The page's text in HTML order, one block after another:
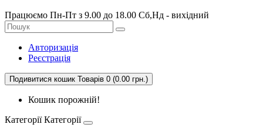
Працюємо Пн-Пт з 9.00 до 18.00 Сб,Нд - вихідний
Авторизація
Реєстрація
Подивитися кошик Товарів 0 (0.00 грн.)
Кошик порожній!
Категорії Категорії